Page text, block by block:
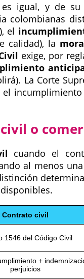
igual, y de su
colombianas
el
calidad), la mora
exige, por
La Corte
o
cuando el
al menos
Contrato civil
1546 del Código Civil
+
perjuicios